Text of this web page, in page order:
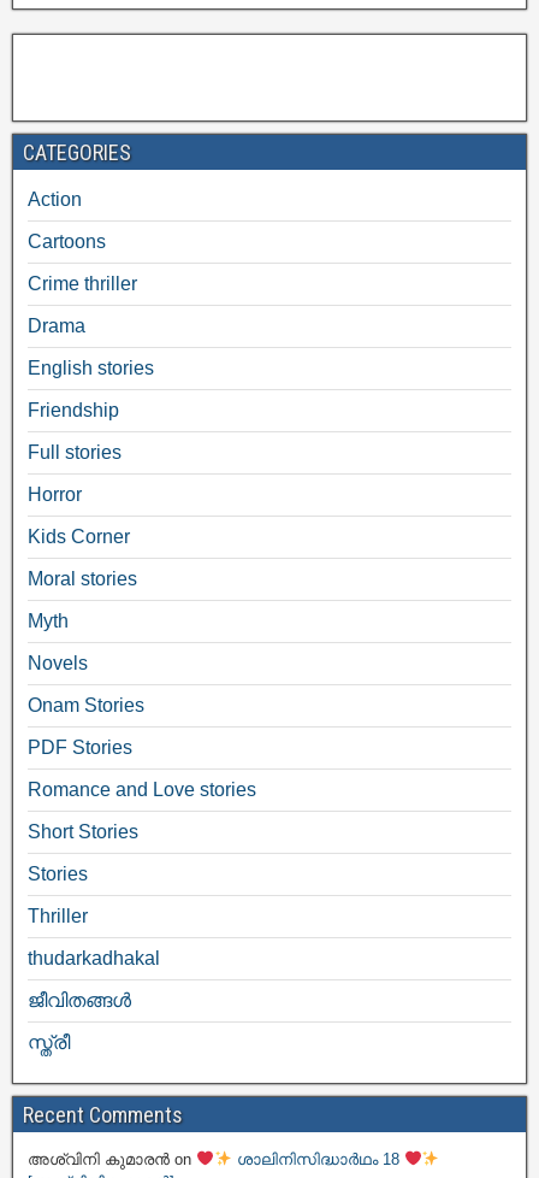
CATEGORIES
Action
Cartoons
Crime thriller
Drama
English stories
Friendship
Full stories
Horror
Kids Corner
Moral stories
Myth
Novels
Onam Stories
PDF Stories
Romance and Love stories
Short Stories
Stories
Thriller
thudarkadhakal
ജീവിതങ്ങള്‍
സ്ത്രീ
Recent Comments
അശ്വിനി കുമാരൻ on
ശാലിനിസിദ്ധാർഥം 18